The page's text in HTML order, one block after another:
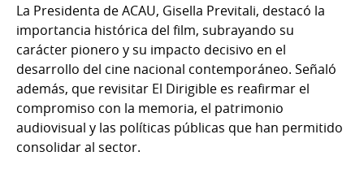
La Presidenta de ACAU, Gisella Previtali, destacó la
importancia histórica del film, subrayando su
carácter pionero y su impacto decisivo en el
desarrollo del cine nacional contemporáneo. Señaló
además, que revisitar El Dirigible es reafirmar el
compromiso con la memoria, el patrimonio
audiovisual y las políticas públicas que han permitido
consolidar al sector.